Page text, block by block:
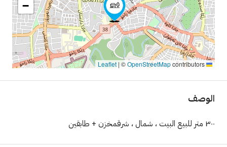
−
| ©OpenStreetMapcontributors
الوصف
٣٠٠ متر للبيع البيت ، شمال ، شرقمخزن + طابقين